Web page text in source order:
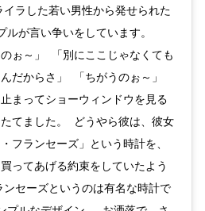
ラした若い男性から発せられた
が言い争いをしています。
のぉ～」 「別にここじゃなくても
だからさ」 「ちがうのぉ～」
まってショーウィンドウを見る
てました。 どうやら彼は、彼女
フランセーズ」という時計を、
ってあげる約束をしていたよう
セーズというのは有名な時計で